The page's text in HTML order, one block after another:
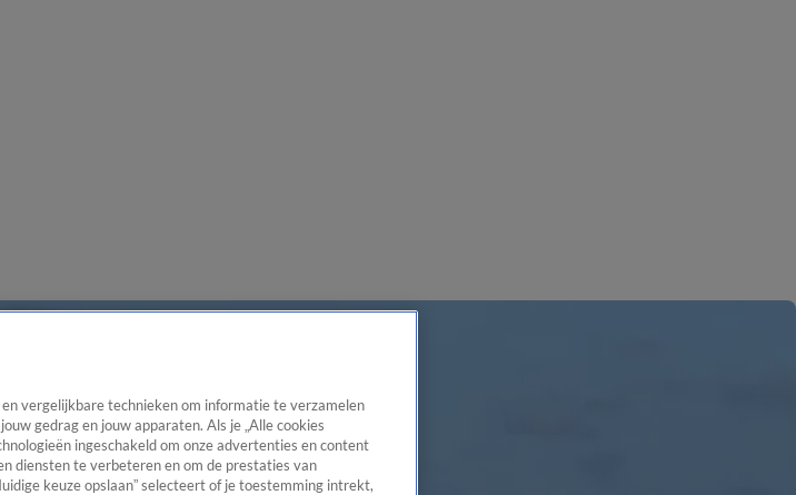
vergelijkbare technieken om informatie te verzamelen
gedrag en jouw apparaten. Als je „Alle cookies
ingeschakeld om onze advertenties en content
diensten te verbeteren en om de prestaties van
keuze opslaan” selecteert of je toestemming intrekt,